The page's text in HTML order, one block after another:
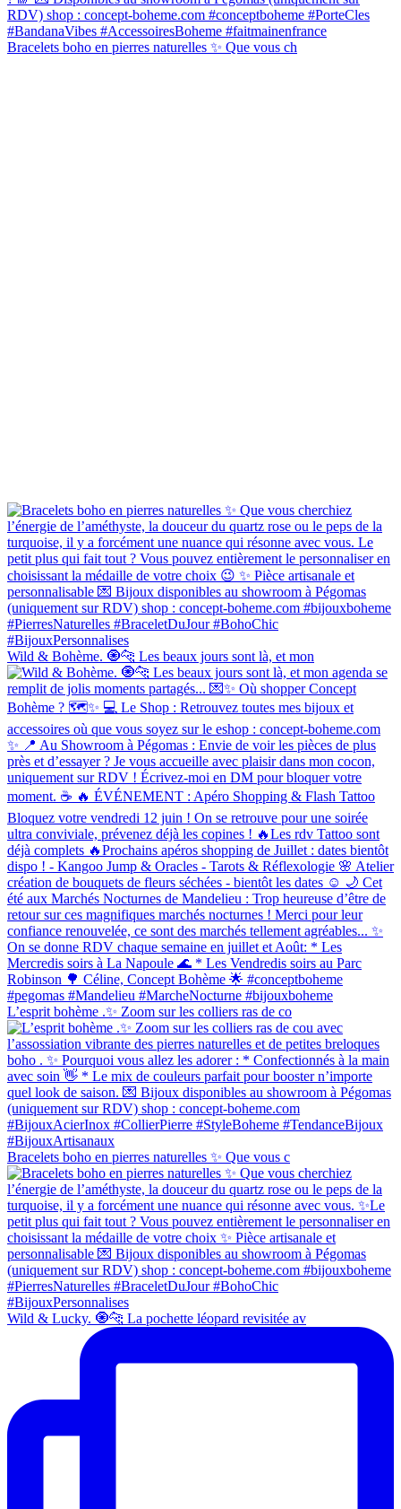
Bracelets boho en pierres naturelles ✨ Que vous ch
Wild & Bohème. 🧿🐆 Les beaux jours sont là, et mon
L’esprit bohème .✨ Zoom sur les colliers ras de co
Bracelets boho en pierres naturelles ✨ Que vous c
Wild & Lucky. 🧿🐆 La pochette léopard revisitée av